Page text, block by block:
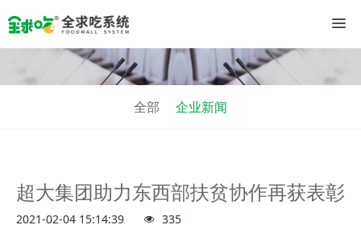
全部 企业新闻
超大集团助力东西部扶贫协作再获表彰
2021-02-04 15:14:39 335